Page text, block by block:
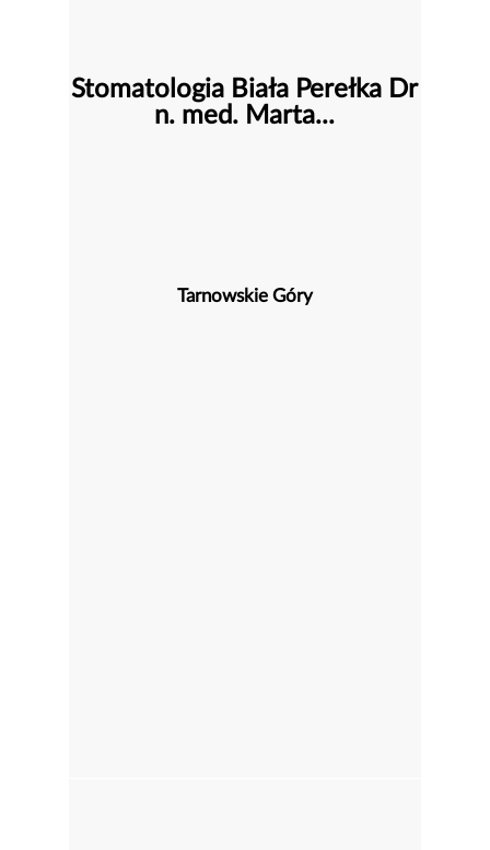
Stomatologia Biała Perełka Dr
n. med. Marta...
Tarnowskie Góry